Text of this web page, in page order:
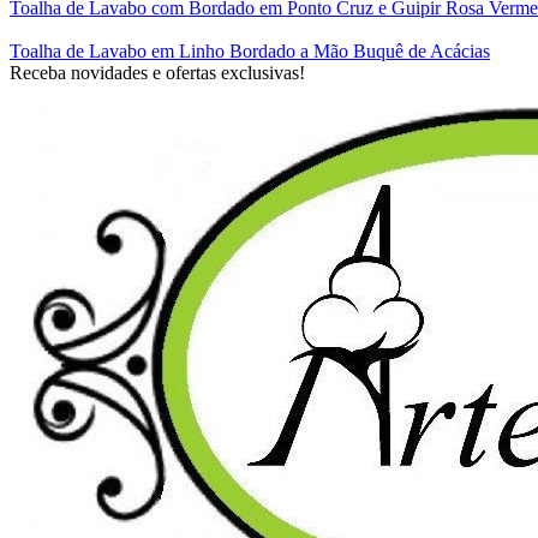
Toalha de Lavabo com Bordado em Ponto Cruz e Guipir Rosa
Toalha de Lavabo em Linho Bordado a Mão Buquê de Acácias
Receba novidades e ofertas exclusivas!